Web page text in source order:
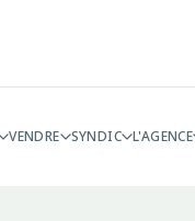
VENDRE SYNDIC L'AGENCE